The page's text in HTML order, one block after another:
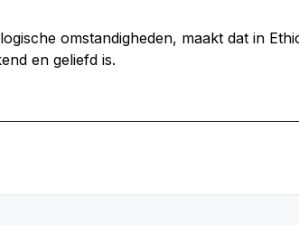
omstandigheden, maakt dat in
en geliefd is.